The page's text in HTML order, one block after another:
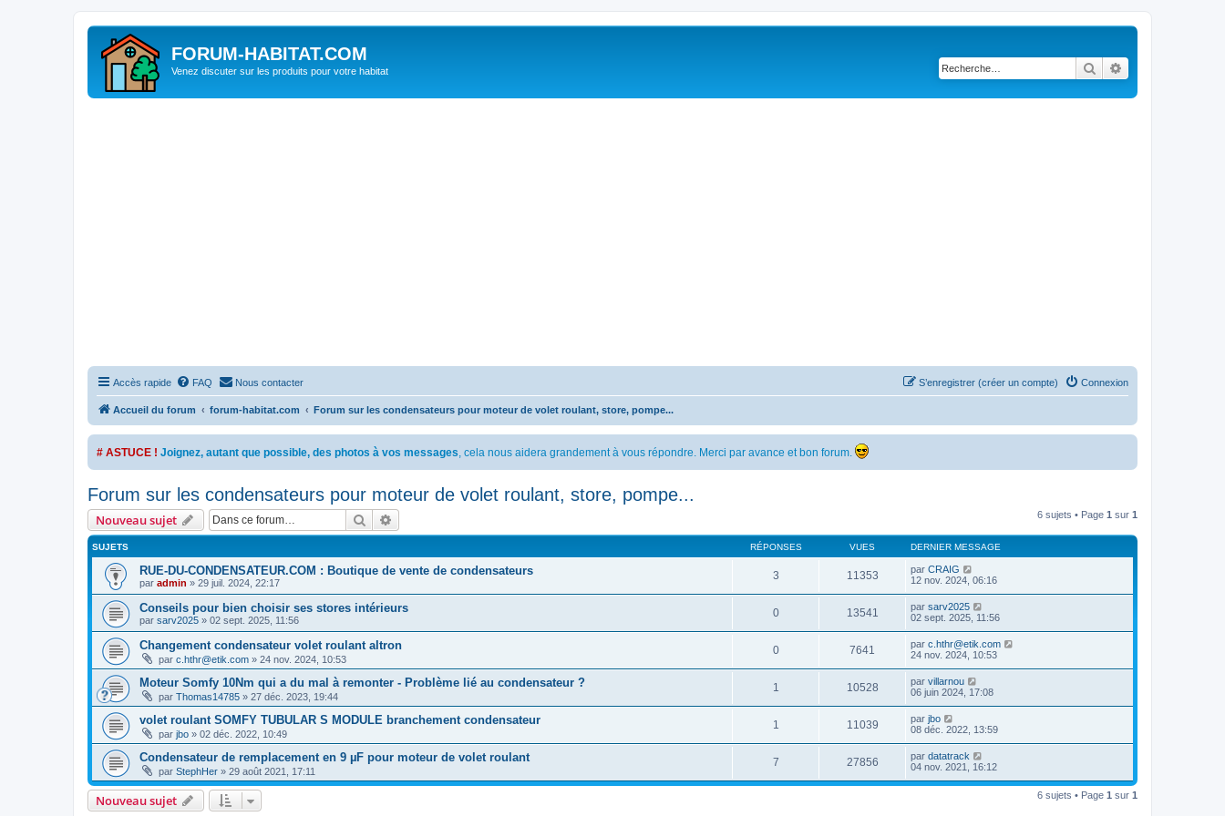
FORUM-HABITAT.COM
Venez discuter sur les produits pour votre habitat Rechercher
Accès rapide FAQ Nous contacter Connexion
S’enregistrer (créer un compte)
Accueil du forum forum-habitat.com Forum sur les condensateurs pour moteur de volet roulant, store, pompe...
# ASTUCE ! Joignez, autant que possible, des photos à vos messages, cela nous aidera grandement à vous répondre. Merci par avance et bon forum.
Forum sur les condensateurs pour moteur de volet roulant, store, pompe...
Nouveau sujet Rechercher 6 sujets • Page 1 sur 1
SUJETS RÉPONSES VUES DERNIER MESSAGE
RUE-DU-CONDENSATEUR.COM : Boutique de vente de condensateurs
par admin » 29 juil. 2024, 22:17
3 11353 par CRAIG
12 nov. 2024, 06:16
Conseils pour bien choisir ses stores intérieurs
par sarv2025 » 02 sept. 2025, 11:56
0 13541 par sarv2025
02 sept. 2025, 11:56
Changement condensateur volet roulant altron
par c.hthr@etik.com » 24 nov. 2024, 10:53
0 7641 par c.hthr@etik.com
24 nov. 2024, 10:53
Moteur Somfy 10Nm qui a du mal à remonter - Problème lié au condensateur ?
par Thomas14785 » 27 déc. 2023, 19:44
1 10528 par villarnou
06 juin 2024, 17:08
volet roulant SOMFY TUBULAR S MODULE branchement condensateur
par jbo » 02 déc. 2022, 10:49
1 11039 par jbo
08 déc. 2022, 13:59
Condensateur de remplacement en 9 µF pour moteur de volet roulant
par StephHer » 29 août 2021, 17:11
7 27856 par datatrack
04 nov. 2021, 16:12
Nouveau sujet 6 sujets • Page 1 sur 1